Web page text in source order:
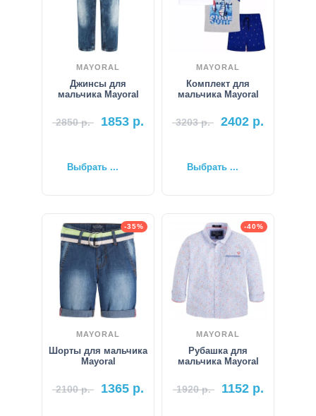
MAYORAL
Джинсы для
мальчика Mayoral
2850р. 1853 р.
Выбрать ...
MAYORAL
Комплект для
мальчика Mayoral
3203р. 2402 р.
Выбрать ...
-35%
MAYORAL
Шорты для мальчика
Mayoral
2100р. 1365 р.
-40%
MAYORAL
Рубашка для
мальчика Mayoral
1920р. 1152р.